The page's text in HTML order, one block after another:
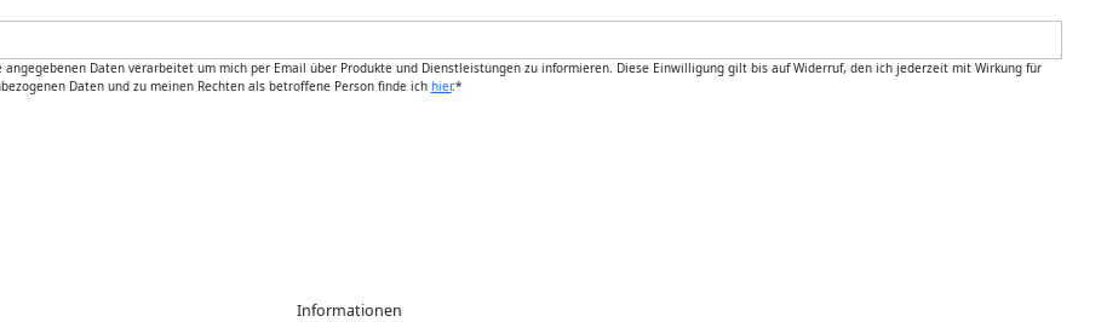
Daten verarbeitet um mich per Email über Produkte und Dienstleistungen zu informieren. Diese Einwilligung gilt bis auf Widerruf, den ich jederzeit mit Wirkung für
Daten und zu meinen Rechten als betroffene Person finde ich hier.*
Informationen